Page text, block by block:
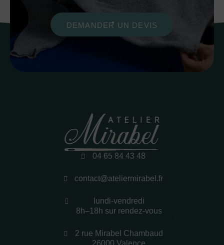
DEMANDER UN DEVIS
04 65 84 43 48
contact@ateliermirabel.fr
lundi-vendredi
8h–18h sur rendez-vous
2 rue Mirabel Chambaud
26000 Valence